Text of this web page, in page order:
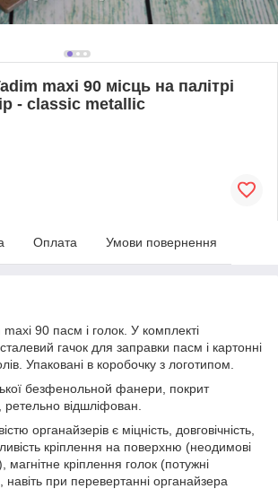
maxi 90 місць на палітрі
- classic metallic
Оплата Умови повернення
90 пасм і голок. У комплекті
гачок для заправки пасм і картонні
Упаковані в коробочку з логотипом.
безфенольной фанери, покрит
відшліфован.
органайзерів є міцність, довговічність,
кріплення на поверхню (неодимові
магнітне кріплення голок (потужні
навіть при перевертанні органайзера